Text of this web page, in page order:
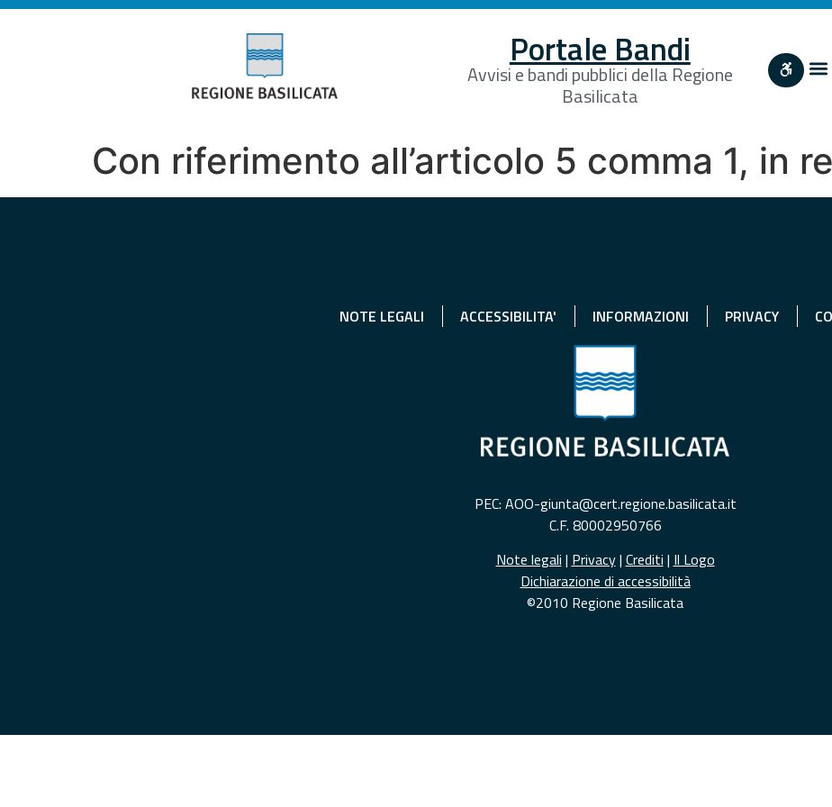
Portale Bandi
Avvisi e bandi pubblici della Regione
Basilicata
Con riferimento all’articolo 5 comma 1, in
NOTE LEGALI ACCESSIBILITA' INFORMAZIONI PRIVACY
PEC: AOO-giunta@cert.regione.basilicata.it
C.F. 80002950766
Note legali | Privacy| Crediti | Il Logo
Dichiarazione di accessibilità
©2010 Regione Basilicata